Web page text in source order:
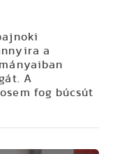
a
A
fog búcsút